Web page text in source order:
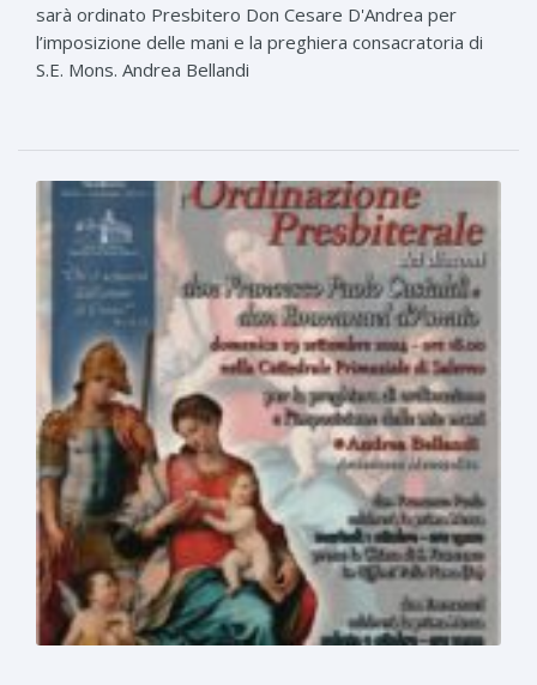
sarà ordinato Presbitero Don Cesare D'Andrea per
l’imposizione delle mani e la preghiera consacratoria di
S.E. Mons. Andrea Bellandi